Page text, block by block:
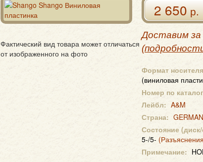
Фактический вид товара может отличаться
от изображенного на фото
2 650р.
Доставим за
(
Формат
(виниловая
Номер по
Лейбл: A&M
Страна:
Состояние
5-/5-
Примечание: